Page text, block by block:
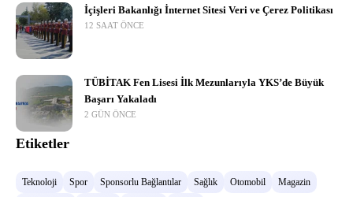
İçişleri Bakanlığı İnternet Sitesi Veri ve Çerez Politikası
12 SAAT ÖNCE
TÜBİTAK Fen Lisesi İlk Mezunlarıyla YKS’de Büyük
Başarı Yakaladı
2 GÜN ÖNCE
Etiketler
Teknoloji Spor Sponsorlu Bağlantılar Sağlık Otomobil
Magazin